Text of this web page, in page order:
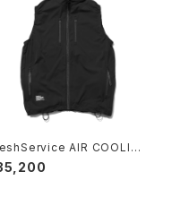
AIR COOLIN